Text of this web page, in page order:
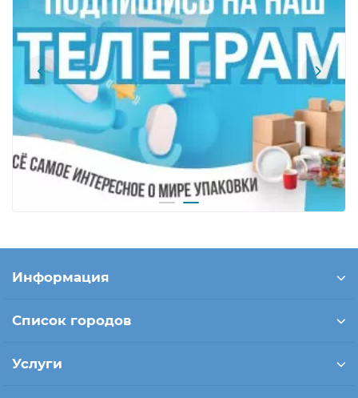
Информация
Список городов
Услуги